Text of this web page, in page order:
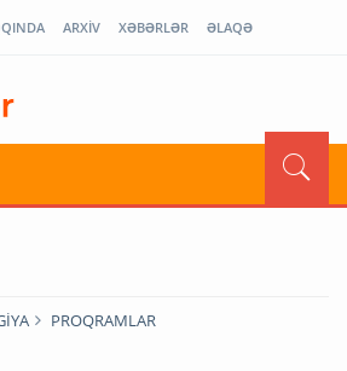
ARXİV XƏBƏRLƏR ƏLAQƏ
PROQRAMLAR